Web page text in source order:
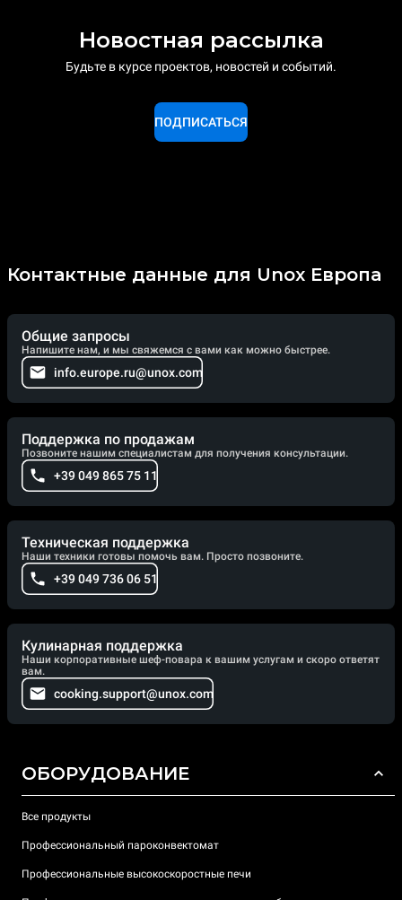
Новостная рассылка
Будьте в курсе проектов, новостей и событий.
ПОДПИСАТЬСЯ
Контактные данные для Unox Европа
Общие запросы
Напишите нам, и мы свяжемся с вами как можно быстрее.
info.europe.ru@unox.com
Поддержка по продажам
Позвоните нашим специалистам для получения консультации.
+39 049 865 75 11
Техническая поддержка
Наши техники готовы помочь вам. Просто позвоните.
+39 049 736 06 51
Кулинарная поддержка
Наши корпоративные шеф-повара к вашим услугам и скоро ответят
вам.
cooking.support@unox.com
ОБОРУДОВАНИЕ
Все продукты
Профессиональный пароконвектомат
Профессиональные высокоскоростные печи